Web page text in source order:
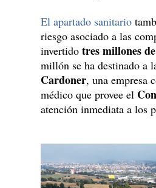
El apartado sanitario
riesgo asociado a las
invertido tres millones
millón se ha destinado a
Cardoner, una empresa
médico que provee el
atención inmediata a los